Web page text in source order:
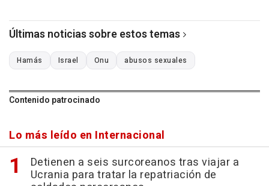
Últimas noticias sobre estos temas
Hamás Israel Onu abusos sexuales
Contenido patrocinado
Lo más leído en Internacional
Detienen a seis surcoreanos tras viajar a
Ucrania para tratar la repatriación de